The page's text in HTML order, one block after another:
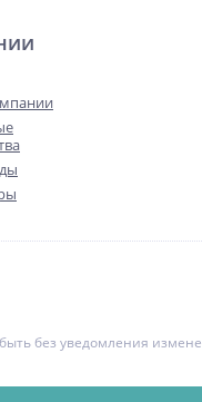
без уведомления